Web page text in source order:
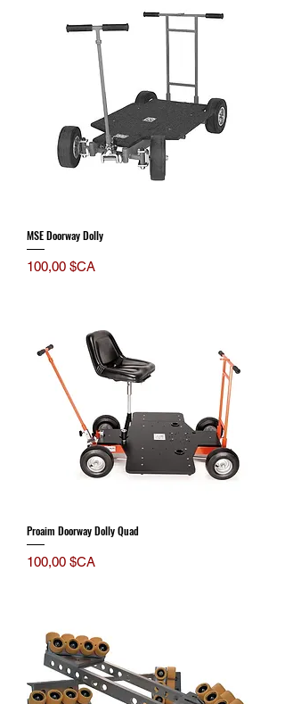
MSE Doorway Dolly
Prix
100,00 $CA
Proaim Doorway Dolly Quad
Prix
100,00 $CA